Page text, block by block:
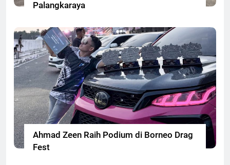
Palangkaraya
Ahmad Zeen Raih Podium di Borneo Drag
Fest